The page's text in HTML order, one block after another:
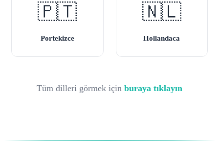
🇵🇹
Portekizce
🇳🇱
Hollandaca
Tüm dilleri görmek için buraya tıklayın